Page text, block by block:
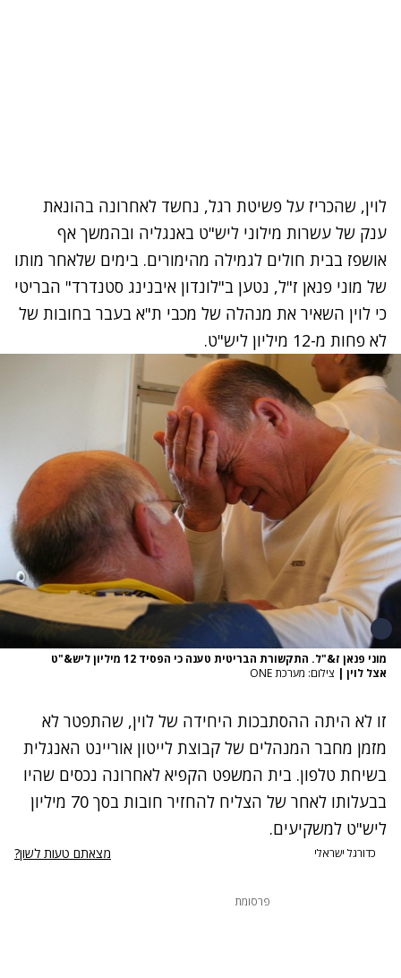
לוין, שהכריז על פשיטת רגל, נחשד לאחרונה בהונאת
ענק של עשרות מילוני ליש"ט באנגליה ובהמשך אף
אושפז בבית חולים לגמילה מהימורים. בימים שלאחר מותו
של מוני פנאן ז"ל, נטען ב"לונדון איבנינג סטנדרד" הבריטי
כי לוין השאיר את מנהלה של מכבי ת"א בעבר בחובות של
לא פחות מ-12 מיליון ליש"ט.
מוני פנאן ז&"ל. התקשורת הבריטית טענה כי הפסיד 12 מיליון ליש&"ט
אצל לוין | צילום: מערכת ONE
זו לא היתה ההסתבכות היחידה של לוין, שהתפטר לא
מזמן מחבר המנהלים של קבוצת לייטון אוריינט האנגלית
בשיחת טלפון. בית המשפט הקפיא לאחרונה נכסים שהיו
בבעלותו לאחר של הצליח להחזיר חובות בסך 70 מיליון
ליש"ט למשקיעים.
כדורגל ישראלי מצאתם טעות לשון?
פרסומת